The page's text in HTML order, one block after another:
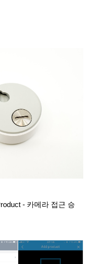
- 카메라 접근 승